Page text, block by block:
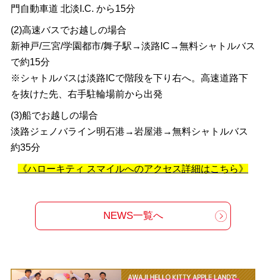
門自動車道 北淡I.C. から15分
(2)高速バスでお越しの場合
新神戸/三宮/学園都市/舞子駅→淡路IC→無料シャトルバス
で約15分
※シャトルバスは淡路ICで階段を下り右へ。高速道路下
を抜けた先、右手駐輪場前から出発
(3)船でお越しの場合
淡路ジェノバライン明石港→岩屋港→無料シャトルバス
約35分
《ハローキティ スマイルへのアクセス詳細はこちら》
NEWS一覧へ